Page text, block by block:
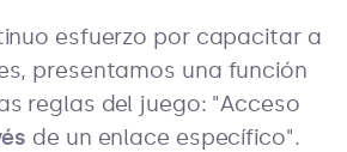
esfuerzo por capacitar a
presentamos una función
reglas del juego: "Acceso
de un enlace específico".